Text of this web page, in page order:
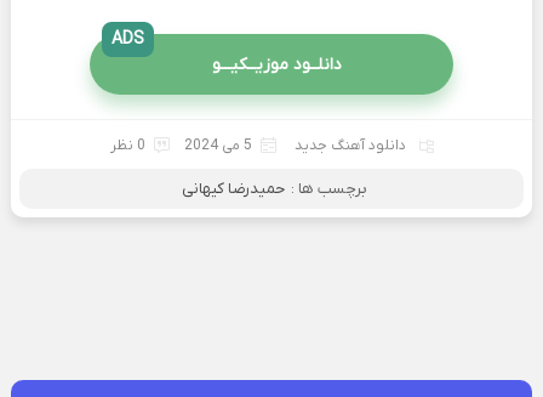
دانلــود موزیــکیـــو
ADS
دانلود آهنگ جدید 5 می 2024 0 نظر
برچسب ها : حمیدرضا کیهانی